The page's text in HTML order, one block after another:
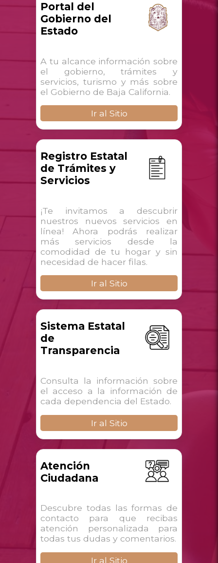
Portal del
Gobierno del
Estado
A tu alcance información sobre
el gobierno, trámites y
servicios, turismo y más sobre
el Gobierno de Baja California.
Ir al Sitio
Registro Estatal
de Trámites y
Servicios
¡Te invitamos a descubrir
nuestros nuevos servicios en
línea! Ahora podrás realizar
más servicios desde la
comodidad de tu hogar y sin
necesidad de hacer filas.
Ir al Sitio
Sistema Estatal
de
Transparencia
Consulta la información sobre
el acceso a la información de
cada dependencia del Estado.
Ir al Sitio
Atención
Ciudadana
Descubre todas las formas de
contacto para que recibas
atención personalizada para
todas tus dudas y comentarios.
Ir al Sitio